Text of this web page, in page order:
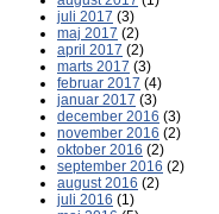
juli 2017 (3)
maj 2017 (2)
april 2017 (2)
marts 2017 (3)
februar 2017 (4)
januar 2017 (3)
december 2016 (3)
november 2016 (2)
oktober 2016 (2)
september 2016 (2)
august 2016 (2)
juli 2016 (1)